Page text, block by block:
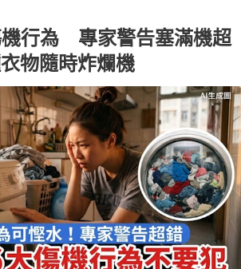
行為 專家警告塞滿機超
物隨時炸爛機